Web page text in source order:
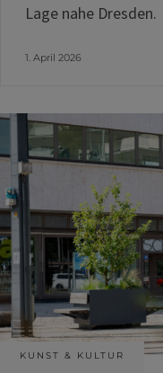
Lage nahe Dresden.
1. April 2026
KUNST & KULTUR